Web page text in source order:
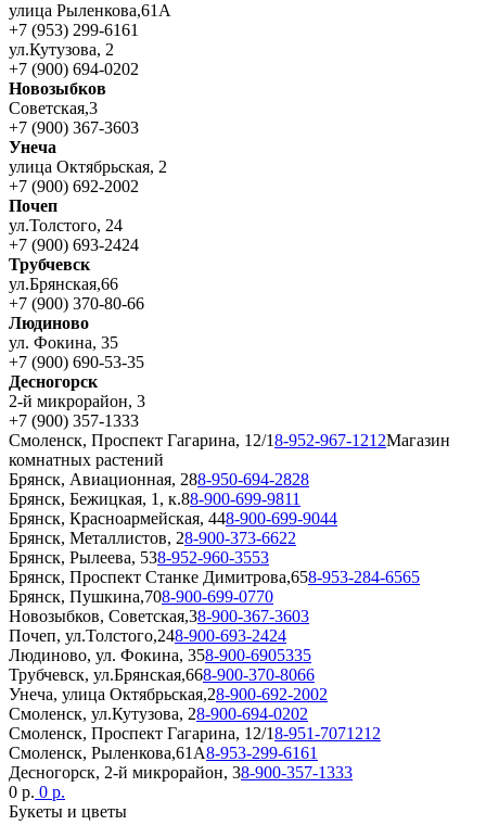
улица Рыленкова,61А
+7 (953) 299-6161
ул.Кутузова, 2
+7 (900) 694-0202
Новозыбков
Советская,3
+7 (900) 367-3603
Унеча
улица Октябрьская, 2
+7 (900) 692-2002
Почеп
ул.Толстого, 24
+7 (900) 693-2424
Трубчевск
ул.Брянская,66
+7 (900) 370-80-66
Людиново
ул. Фокина, 35
+7 (900) 690-53-35
Десногорск
2-й микрорайон, 3
+7 (900) 357-1333
Смоленск, Проспект Гагарина, 12/18-952-967-1212Магазин
комнатных растений
Брянск, Авиационная, 288-950-694-2828
Брянск, Бежицкая, 1, к.88-900-699-9811
Брянск, Красноармейская, 448-900-699-9044
Брянск, Металлистов, 28-900-373-6622
Брянск, Рылеева, 538-952-960-3553
Брянск, Проспект Станке Димитрова,658-953-284-6565
Брянск, Пушкина,708-900-699-0770
Новозыбков, Советская,38-900-367-3603
Почеп, ул.Толстого,248-900-693-2424
Людиново, ул. Фокина, 358-900-6905335
Трубчевск, ул.Брянская,668-900-370-8066
Унеча, улица Октябрьская,28-900-692-2002
Смоленск, ул.Кутузова, 28-900-694-0202
Смоленск, Проспект Гагарина, 12/18-951-7071212
Смоленск, Рыленкова,61А8-953-299-6161
Десногорск, 2-й микрорайон, 38-900-357-1333
0 р. 0 р.
Букеты и цветы